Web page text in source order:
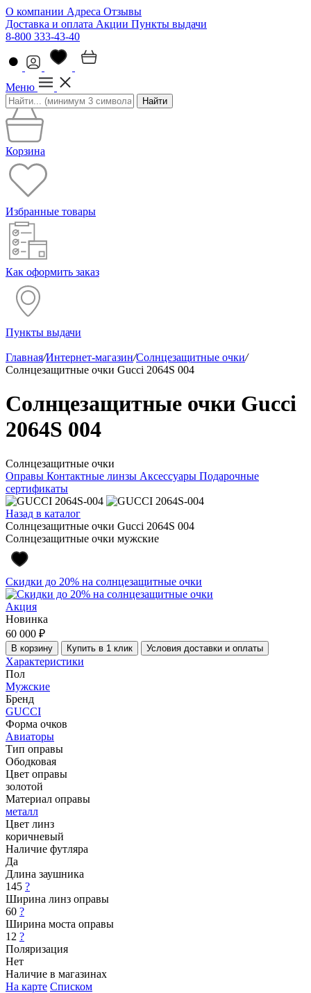
О компании Адреса Отзывы
Доставка и оплата Акции Пункты выдачи
8-800 333-43-40
Меню
Найти
Корзина
Избранные товары
Как оформить заказ
Пункты выдачи
Главная/Интернет-магазин/Солнцезащитные очки/
Солнцезащитные очки Gucci 2064S 004
Солнцезащитные очки Gucci
2064S 004
Солнцезащитные очки
Оправы Контактные линзы Аксессуары Подарочные
сертификаты
Назад в каталог
Солнцезащитные очки Gucci 2064S 004
Солнцезащитные очки мужские
Скидки до 20% на солнцезащитные очки
Акция
Новинка
60 000 ₽
В корзину Купить в 1 клик Условия доставки и оплаты
Характеристики
Пол
Мужские
Бренд
GUCCI
Форма очков
Авиаторы
Тип оправы
Ободковая
Цвет оправы
золотой
Материал оправы
металл
Цвет линз
коричневый
Наличие футляра
Да
Длина заушника
145 ?
Ширина линз оправы
60 ?
Ширина моста оправы
12 ?
Поляризация
Нет
Наличие в магазинах
На карте Списком